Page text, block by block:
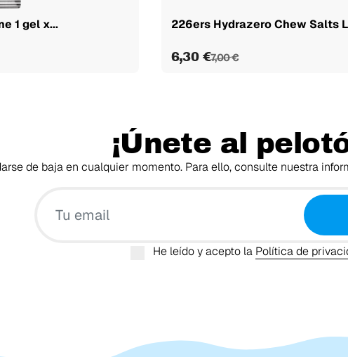
1 gel x... 226ers Hydrazero Chew Salts
6,30 €7,00 €
¡Únete al
de baja en cualquier momento. Para ello, consulte nuestra
He leído y acepto la Política de